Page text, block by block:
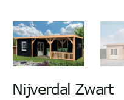
Nijverdal Zwart